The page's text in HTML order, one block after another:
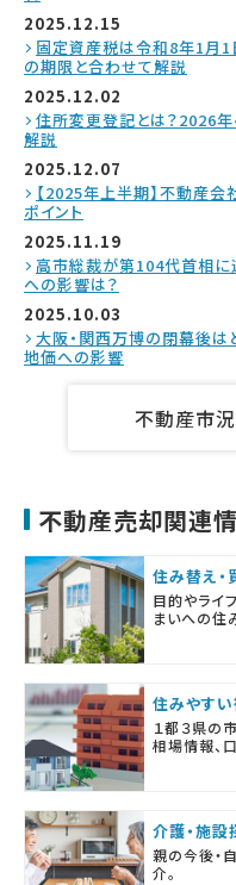
2025.12.15
固定資産税は令和8年1月
の期限と合わせて解説
2025.12.02
住所変更登記とは？2026
解説
2025.12.07
【2025年上半期】不動産
ポイント
2025.11.19
高市総裁が第104代首相に
への影響は？
2025.10.03
大阪・関西万博の閉幕後は
地価への影響
不動産市
不動産売却関連
住み替え・
目的やライ
まいへの住
住みやす
１都３県の
相場情報、
介護・施設
親の今後・
介。